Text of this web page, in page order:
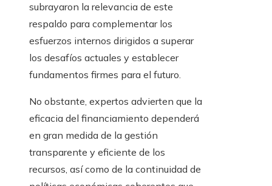
subrayaron la relevancia de este
respaldo para complementar los
esfuerzos internos dirigidos a superar
los desafíos actuales y establecer
fundamentos firmes para el futuro.
No obstante, expertos advierten que la
eficacia del financiamiento dependerá
en gran medida de la gestión
transparente y eficiente de los
recursos, así como de la continuidad de